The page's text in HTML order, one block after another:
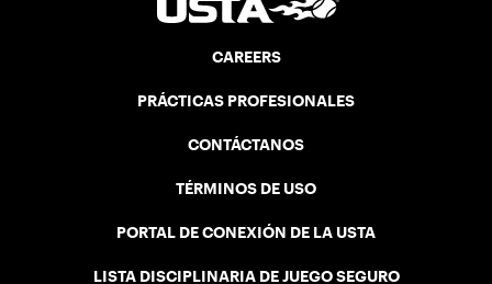
CAREERS
PRÁCTICAS PROFESIONALES
CONTÁCTANOS
TÉRMINOS DE USO
PORTAL DE CONEXIÓN DE LA USTA
LISTA DISCIPLINARIA DE JUEGO SEGURO